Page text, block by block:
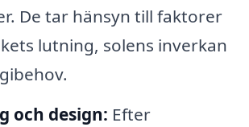
De tar hänsyn till faktorer
lutning, solens inverkan
och design: Efter